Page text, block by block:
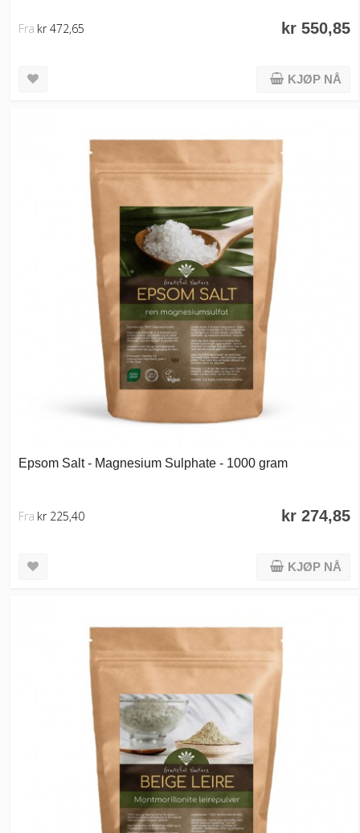
kr 550,85
Fra kr 472,65
KJØP NÅ
Epsom Salt - Magnesium Sulphate - 1000 gram
kr 274,85
Fra kr 225,40
KJØP NÅ